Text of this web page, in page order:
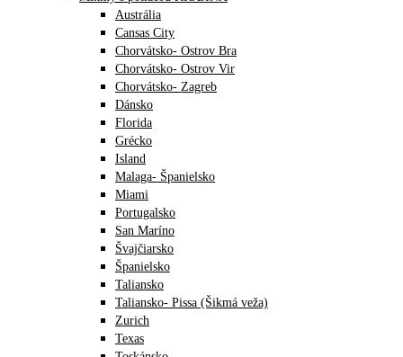
Austrália
Cansas City
Chorvátsko- Ostrov Bra
Chorvátsko- Ostrov Vir
Chorvátsko- Zagreb
Dánsko
Florida
Grécko
Island
Malaga- Španielsko
Miami
Portugalsko
San Maríno
Švajčiarsko
Španielsko
Taliansko
Taliansko- Pissa (Šikmá veža)
Zurich
Texas